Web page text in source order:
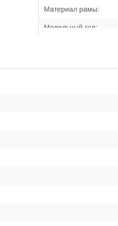
Материал рамы:
Модельный год: